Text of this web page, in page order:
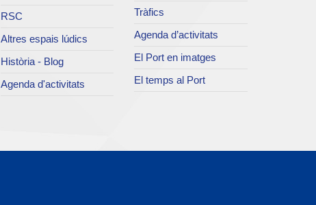
RSC
Altres espais lúdics
Història - Blog
Agenda d'activitats
Tràfics
Agenda d’activitats
El Port en imatges
El temps al Port